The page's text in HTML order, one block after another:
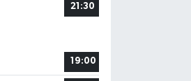
21:30
19:00